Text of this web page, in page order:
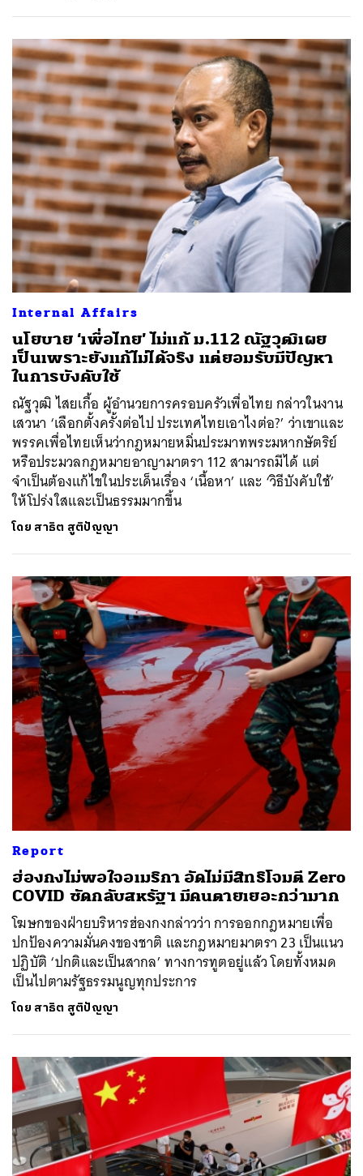
Internal Affairs
นโยบาย ‘เพื่อไทย’ ไม่แก้ ม.112 ณัฐวุฒิเผย
เป็นเพราะยังแก้ไม่ได้จริง แต่ยอมรับมีปัญหา
ในการบังคับใช้
ณัฐวุฒิ ไสยเกื้อ ผู้อำนวยการครอบครัวเพื่อไทย กล่าวในงาน
เสวนา ‘เลือกตั้งครั้งต่อไป ประเทศไทยเอาไงต่อ?’ ว่าเขาและ
พรรคเพื่อไทยเห็นว่ากฎหมายหมิ่นประมาทพระมหากษัตริย์
หรือประมวลกฎหมายอาญามาตรา 112 สามารถมีได้ แต่
จำเป็นต้องแก้ไขในประเด็นเรื่อง ‘เนื้อหา’ และ ‘วิธีบังคับใช้’
ให้โปร่งใสและเป็นธรรมมากขึ้น
โดย สาธิต สูติปัญญา
Report
ฮ่องกงไม่พอใจอเมริกา อัดไม่มีสิทธิโจมตี Zero
COVID ซัดกลับสหรัฐฯ มีคนตายเยอะกว่ามาก
โฆษกของฝ่ายบริหารฮ่องกงกล่าวว่า การออกกฎหมายเพื่อ
ปกป้องความมั่นคงของชาติ และกฎหมายมาตรา 23 เป็นแนว
ปฏิบัติ ‘ปกติและเป็นสากล’ ทางการทูตอยู่แล้ว โดยทั้งหมด
เป็นไปตามรัฐธรรมนูญทุกประการ
โดย สาธิต สูติปัญญา